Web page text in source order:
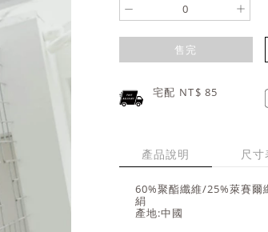
- +
售完
宅配 NT$85
產品說明 尺寸
60%聚酯纖維/25%萊賽
絹
產地:中國